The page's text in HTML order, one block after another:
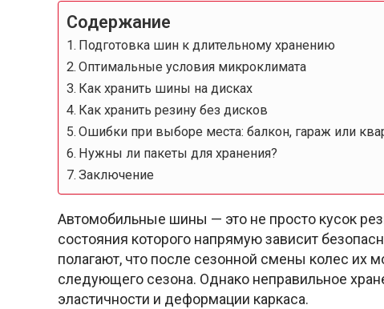
Содержание
Подготовка шин к длительному хранению
Оптимальные условия микроклимата
Как хранить шины на дисках
Как хранить резину без дисков
Ошибки при выборе места: балкон, гараж или
Нужны ли пакеты для хранения?
Заключение
Автомобильные шины — это не просто кусок
состояния которого напрямую зависит
полагают, что после сезонной смены колес их
следующего сезона. Однако неправильное
эластичности и деформации каркаса.